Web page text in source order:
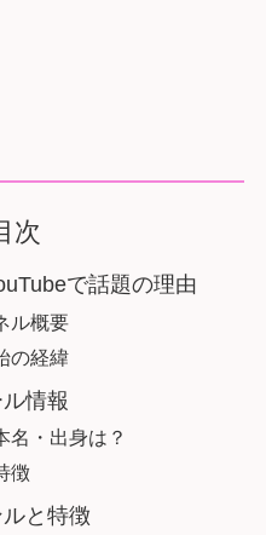
次
で話題の理由
ル概要
の経緯
情報
名・出身は？
徴
と特徴